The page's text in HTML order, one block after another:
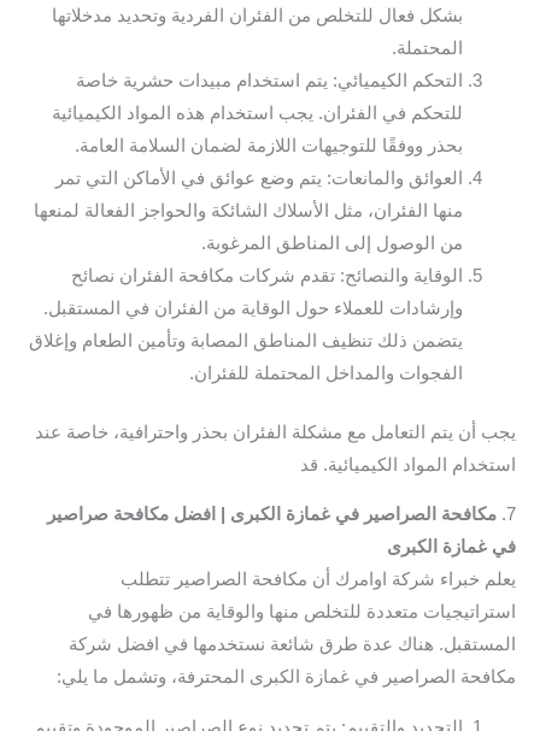
بشكل فعال للتخلص من الفئران الفردية وتحديد مدخلاتها
المحتملة.
التحكم الكيميائي: يتم استخدام مبيدات حشرية خاصة
للتحكم في الفئران. يجب استخدام هذه المواد الكيميائية
بحذر ووفقًا للتوجيهات اللازمة لضمان السلامة العامة.
العوائق والمانعات: يتم وضع عوائق في الأماكن التي تمر
منها الفئران، مثل الأسلاك الشائكة والحواجز الفعالة لمنعها
من الوصول إلى المناطق المرغوبة.
الوقاية والنصائح: تقدم شركات مكافحة الفئران نصائح
وإرشادات للعملاء حول الوقاية من الفئران في المستقبل.
يتضمن ذلك تنظيف المناطق المصابة وتأمين الطعام وإغلاق
الفجوات والمداخل المحتملة للفئران.
يجب أن يتم التعامل مع مشكلة الفئران بحذر واحترافية، خاصة عند
استخدام المواد الكيميائية. قد
7. مكافحة الصراصير في غمازة الكبرى | افضل مكافحة صراصير
في غمازة الكبرى
يعلم خبراء شركة اوامرك أن مكافحة الصراصير تتطلب
استراتيجيات متعددة للتخلص منها والوقاية من ظهورها في
المستقبل. هناك عدة طرق شائعة نستخدمها في افضل شركة
مكافحة الصراصير في غمازة الكبرى المحترفة، وتشمل ما يلي:
التحديد والتقييم: يتم تحديد نوع الصراصير الموجودة وتقييم